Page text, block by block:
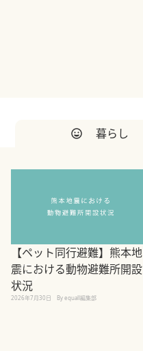
暮らし
【ペット同行避難】熊本地
震における動物避難所開設
状況
2026年7月30日 By equall編集部